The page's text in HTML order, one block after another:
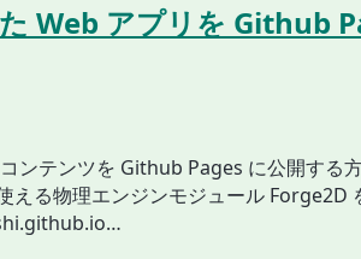
Web アプリを Github
ンテンツを Github Pages に公開する
える物理エンジンモジュール Forge2D